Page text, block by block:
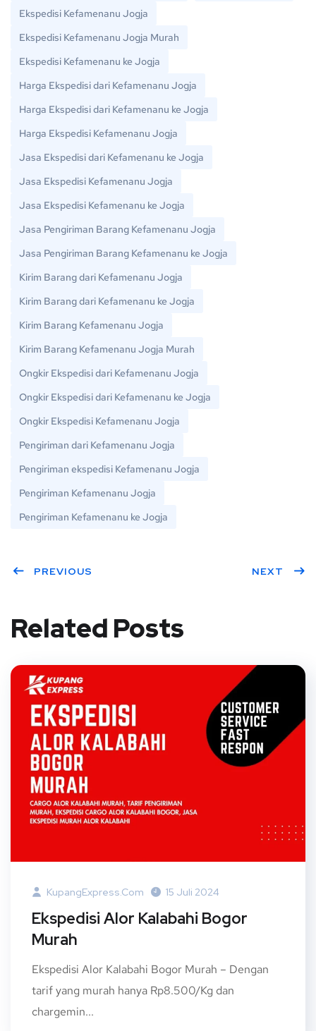
Ekspedisi Kefamenanu Jogja
Ekspedisi Kefamenanu Jogja Murah
Ekspedisi Kefamenanu ke Jogja
Harga Ekspedisi dari Kefamenanu Jogja
Harga Ekspedisi dari Kefamenanu ke Jogja
Harga Ekspedisi Kefamenanu Jogja
Jasa Ekspedisi dari Kefamenanu ke Jogja
Jasa Ekspedisi Kefamenanu Jogja
Jasa Ekspedisi Kefamenanu ke Jogja
Jasa Pengiriman Barang Kefamenanu Jogja
Jasa Pengiriman Barang Kefamenanu ke Jogja
Kirim Barang dari Kefamenanu Jogja
Kirim Barang dari Kefamenanu ke Jogja
Kirim Barang Kefamenanu Jogja
Kirim Barang Kefamenanu Jogja Murah
Ongkir Ekspedisi dari Kefamenanu Jogja
Ongkir Ekspedisi dari Kefamenanu ke Jogja
Ongkir Ekspedisi Kefamenanu Jogja
Pengiriman dari Kefamenanu Jogja
Pengiriman ekspedisi Kefamenanu Jogja
Pengiriman Kefamenanu Jogja
Pengiriman Kefamenanu ke Jogja
PREVIOUS NEXT
Related Posts
KupangExpress.com 15 Juli 2024
Ekspedisi Alor Kalabahi Bogor
Murah
Ekspedisi Alor Kalabahi Bogor Murah – Dengan
tarif yang murah hanya Rp8.500/Kg dan
chargemin...